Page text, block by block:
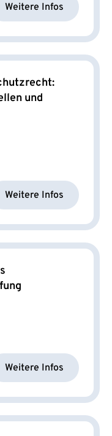
Weitere Infos
und
Weitere Infos
Weitere Infos